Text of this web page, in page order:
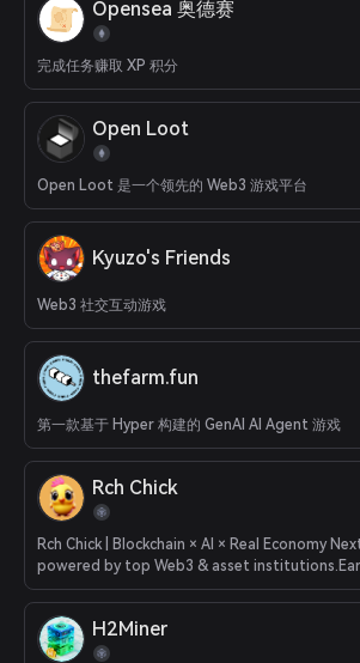
Opensea 奥德赛
完成任务赚取 XP 积分
Open Loot
Open Loot 是一个领先的 Web3 游戏平台
Kyuzo's Friends
Web3 社交互动游戏
thefarm.fun
第一款基于 Hyper 构建的 GenAI AI Agent 游戏
Rch Chick
Rch Chick | Blockchain × AI × Real Economy
powered by top Web3 & asset
games.
H2Miner